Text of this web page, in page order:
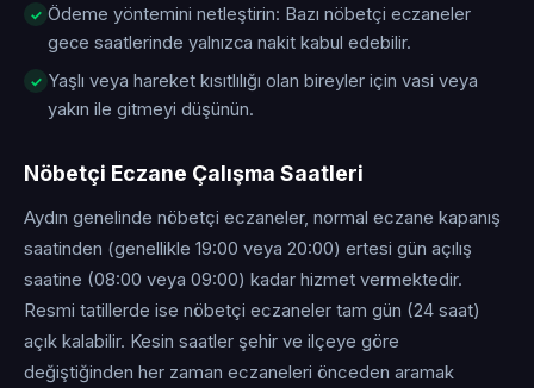
Ödeme yöntemini netleştirin: Bazı nöbetçi eczaneler
gece saatlerinde yalnızca nakit kabul edebilir.
Yaşlı veya hareket kısıtlılığı olan bireyler için vasi veya
yakın ile gitmeyi düşünün.
Nöbetçi Eczane Çalışma Saatleri
Aydın genelinde nöbetçi eczaneler, normal eczane kapanış
saatinden (genellikle 19:00 veya 20:00) ertesi gün açılış
saatine (08:00 veya 09:00) kadar hizmet vermektedir.
Resmi tatillerde ise nöbetçi eczaneler tam gün (24 saat)
açık kalabilir. Kesin saatler şehir ve ilçeye göre
değiştiğinden her zaman eczaneleri önceden aramak